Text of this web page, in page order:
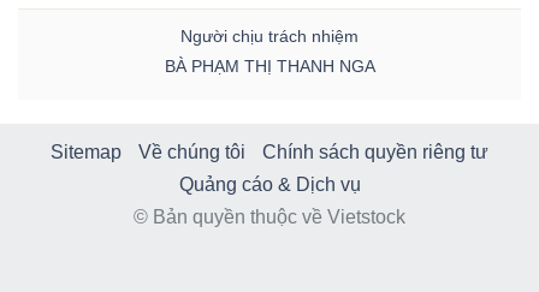
Người chịu trách nhiệm
BÀ PHẠM THỊ THANH NGA
Sitemap Về chúng tôi
Chính sách quyền riêng tư
Quảng cáo & Dịch vụ
© Bản quyền thuộc về Vietstock